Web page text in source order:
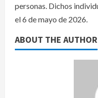
personas. Dichos
el 6 de mayo de 2026.
ABOUT THE AUTHOR